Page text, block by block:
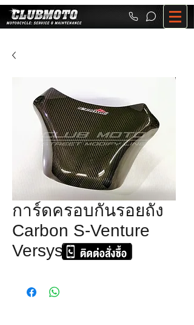
การ์ดครอบกันรอยถัง
Carbon S-Venture
Versys 650*16